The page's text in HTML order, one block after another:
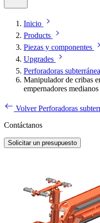
Inicio
Products
Piezas y componentes
Upgrades
Perforadoras
Manipulador de cribas
empernadores medianos
Volver Perforadoras
Contáctanos
Solicitar un presupuesto